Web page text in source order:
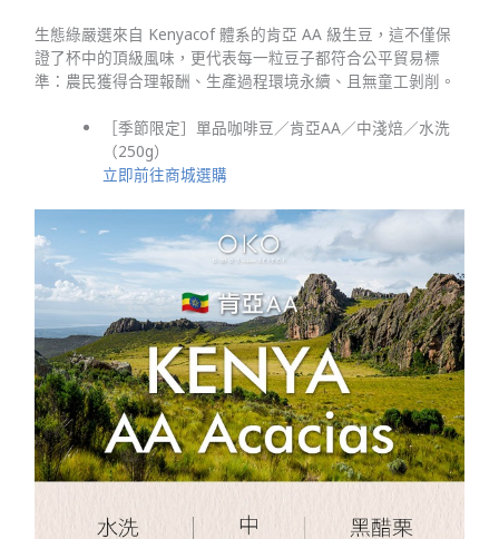
生態綠嚴選來自 Kenyacof 體系的肯亞 AA 級生豆，這不僅保
證了杯中的頂級風味，更代表每一粒豆子都符合公平貿易標
準：農民獲得合理報酬、生產過程環境永續、且無童工剝削。
［季節限定］單品咖啡豆／肯亞AA／中淺焙／水洗
（250g）
立即前往商城選購